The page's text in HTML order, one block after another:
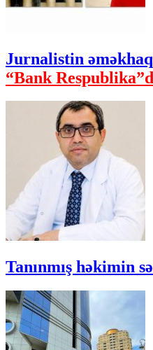
Jurnalistin
“Bank
Tanınmış həkimin